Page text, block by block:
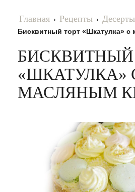
Главная › Рецепты ›
Бисквитный торт «Шкатулка»
БИСКВИТНЫЙ
«ШКАТУЛКА»
МАСЛЯНЫМ